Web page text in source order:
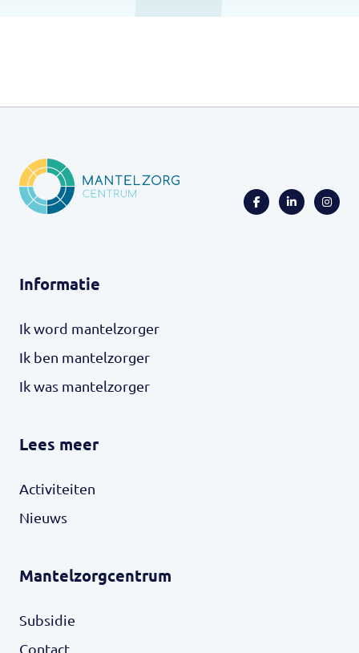
Informatie
Ik word mantelzorger
Ik ben mantelzorger
Ik was mantelzorger
Lees meer
Activiteiten
Nieuws
Mantelzorgcentrum
Subsidie
Contact